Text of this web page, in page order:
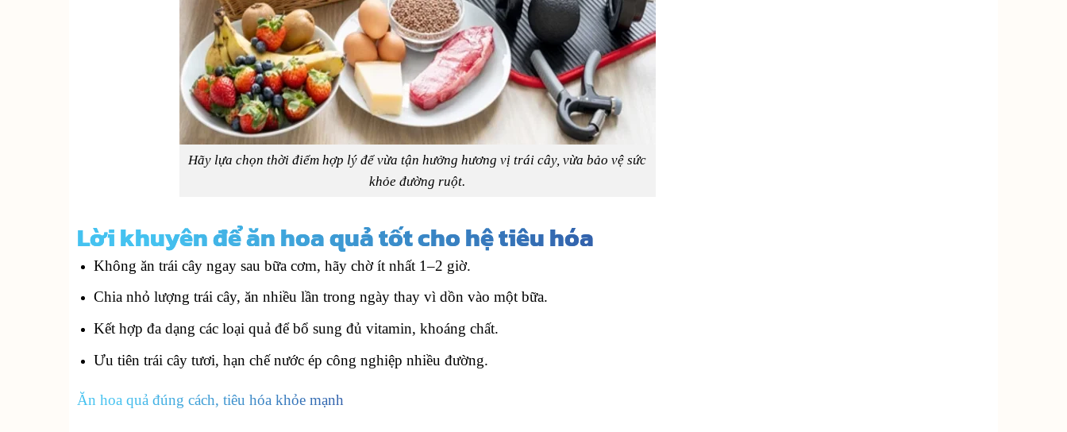
Hãy lựa chọn thời điểm hợp lý để vừa tận hưởng hương vị trái cây, vừa bảo vệ sức
khỏe đường ruột.
Lời khuyên để ăn hoa quả tốt cho hệ tiêu hóa
Không ăn trái cây ngay sau bữa cơm, hãy chờ ít nhất 1–2 giờ.
Chia nhỏ lượng trái cây, ăn nhiều lần trong ngày thay vì dồn vào một bữa.
Kết hợp đa dạng các loại quả để bổ sung đủ vitamin, khoáng chất.
Ưu tiên trái cây tươi, hạn chế nước ép công nghiệp nhiều đường.
Ăn hoa quả đúng cách, tiêu hóa khỏe mạnh